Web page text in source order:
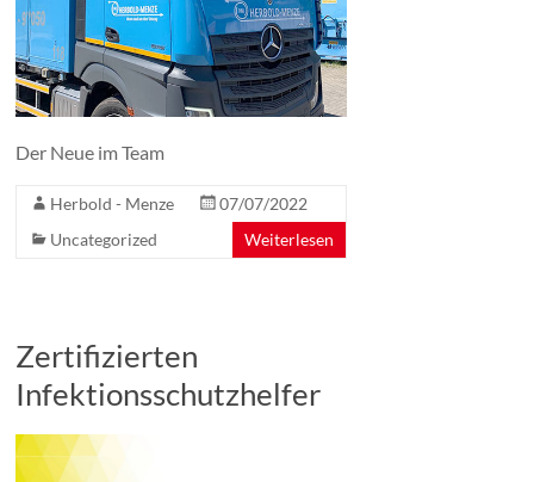
Der Neue im Team
Herbold - Menze
07/07/2022
Uncategorized
Weiterlesen
Zertifizierten
Infektionsschutzhelfer